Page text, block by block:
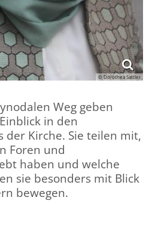
© Dorothea Sattler
Weg geben
in den
der Kirche. Sie teilen mit,
Foren und
haben und welche
sie besonders mit Blick
bewegen.